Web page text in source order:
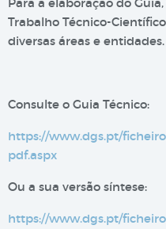
Trabalho Técnico-
diversas áreas e entidades.
Consulte o Guia Técnico:
https://www.dgs.pt/
pdf.aspx
Ou a sua versão síntese:
https://www.dgs.pt/